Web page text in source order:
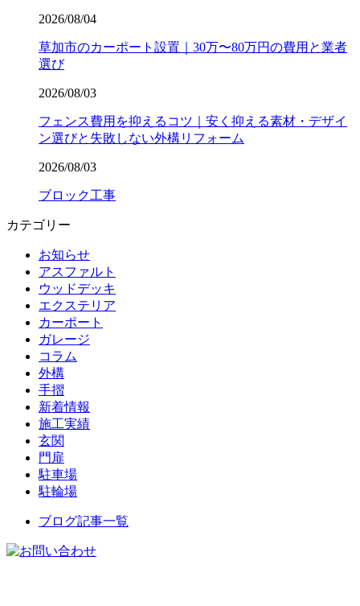
2026/08/04
草加市のカーポート設置｜30万〜80万円の費用と業者
選び
2026/08/03
フェンス費用を抑えるコツ｜安く抑える素材・デザイ
ン選びと失敗しない外構リフォーム
2026/08/03
ブロック工事
カテゴリー
お知らせ
アスファルト
ウッドデッキ
エクステリア
カーポート
ガレージ
コラム
外構
手摺
新着情報
施工実績
玄関
門扉
駐車場
駐輪場
ブログ記事一覧